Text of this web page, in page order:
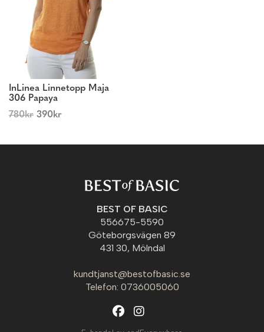
InLinea Linnetopp Maja
306 Papaya
780kr 390kr
BEST OF BASIC
556675-5590
Göteborgsvägen 89
431 30, Mölndal
kundtjanst@bestofbasic.se
Telefon: 0736005060